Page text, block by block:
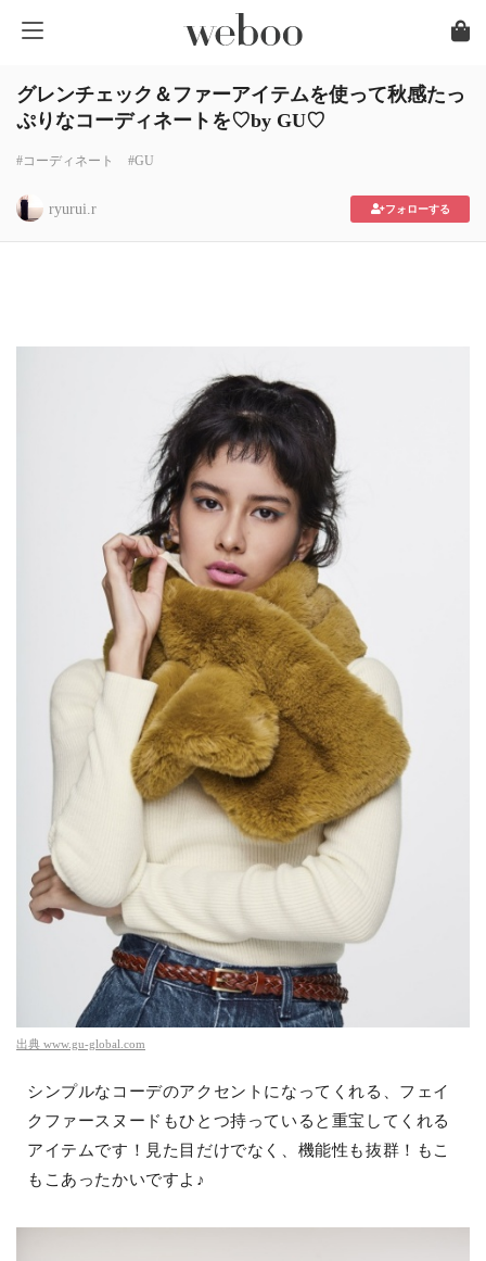
グレンチェック＆ファーアイテムを使って秋感たっ
ぷりなコーディネートを♡by GU♡
#コーディネート #GU
ryurui.r フォローする
出典 www.gu-global.com
シンプルなコーデのアクセントになってくれる、フェイ
クファースヌードもひとつ持っていると重宝してくれる
アイテムです！見た目だけでなく、機能性も抜群！もこ
もこあったかいですよ♪